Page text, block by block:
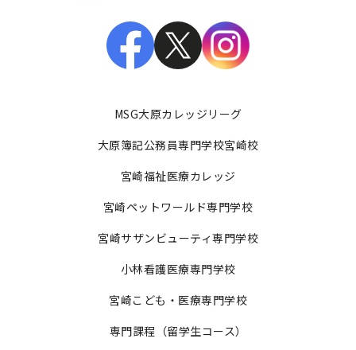
MSG大原カレッジリーグ
大原簿記公務員専門学校宮崎校
宮崎福祉医療カレッジ
宮崎ペットワールド専門学校
宮崎サザンビューティ専門学校
小林看護医療専門学校
宮崎こども・医療専門学校
専門課程（留学生コース）